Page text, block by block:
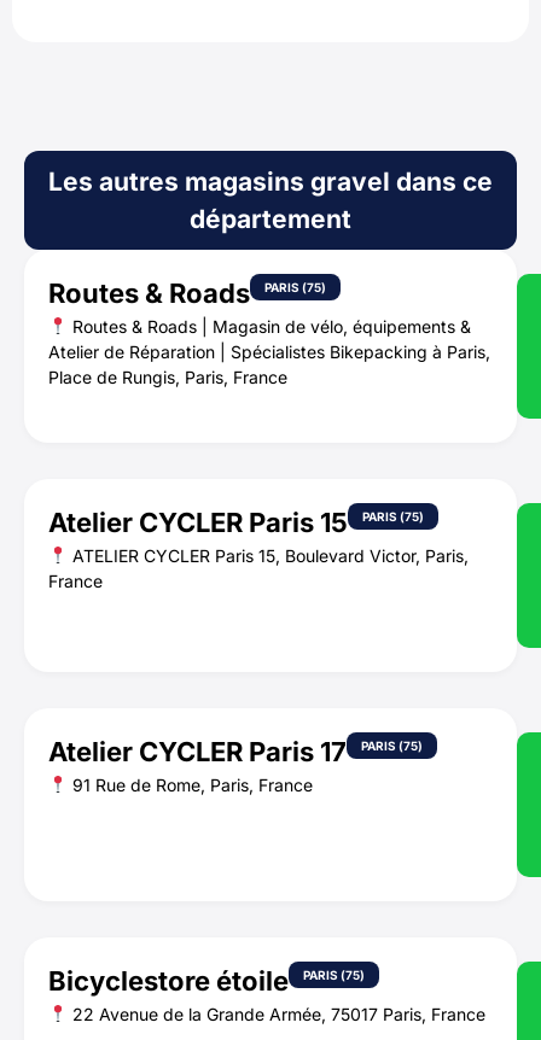
Les autres magasins gravel dans ce
département
Routes & Roads PARIS (75)
Routes & Roads | Magasin de vélo, équipements &
Atelier de Réparation | Spécialistes Bikepacking à Paris,
Place de Rungis, Paris, France
Atelier CYCLER Paris 15 PARIS (75)
ATELIER CYCLER Paris 15, Boulevard Victor, Paris,
France
Atelier CYCLER Paris 17 PARIS (75)
91 Rue de Rome, Paris, France
Bicyclestore étoile PARIS (75)
22 Avenue de la Grande Armée, 75017 Paris, France